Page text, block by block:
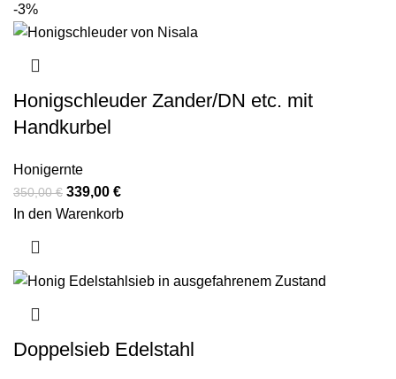
-3%
Honigschleuder Zander/DN etc. mit
Handkurbel
Honigernte
350,00€ 339,00 €
In den Warenkorb
Doppelsieb Edelstahl